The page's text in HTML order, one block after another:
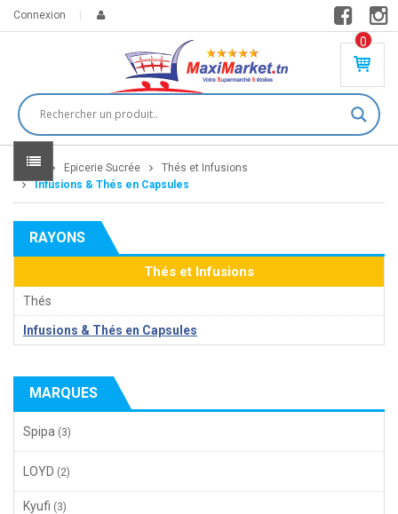
Connexion
0
PR
DU
IT(
S)
Home Epicerie Sucrée
Thés et Infusions
Infusions & Thés en Capsules
RAYONS
Thés et Infusions
Thés
Infusions & Thés en Capsules
MARQUES
Spipa (3)
LOYD (2)
Kyufi (3)